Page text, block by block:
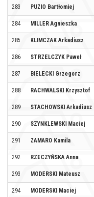
283 PUZIO Bartłomiej
284 MILLER Agnieszka
285 KLIMCZAK Arkadiusz
286 STRZELCZYK Paweł
287 BIELECKI Grzegorz
288 RACHWALSKI Krzysztof
289 STACHOWSKI Arkadiusz
290 SZYNKLEWSKI Maciej
291 ZAMARO Kamila
292 RZECZYŃSKA Anna
293 MODERSKI Mateusz
294 MODERSKI Maciej